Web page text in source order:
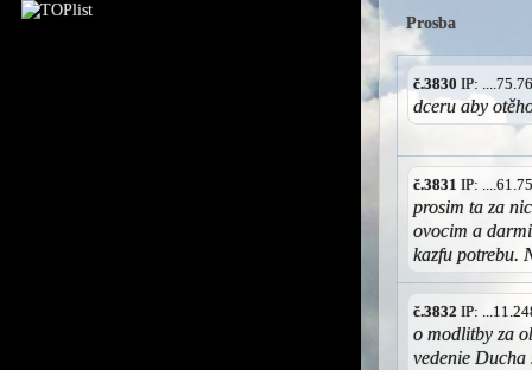
Prosba
č.3830 IP:
dceru aby
č.3831 IP:
prosim ta za
ovocim a
kazfu potrebu.
č.3832 IP:
o modlitby za
vedenie Ducha